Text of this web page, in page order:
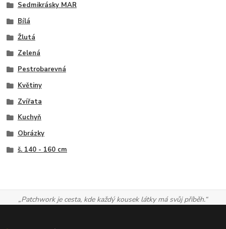
Sedmikrásky MAR
Bílá
Žlutá
Zelená
Pestrobarevná
Květiny
Zvířata
Kuchyň
Obrázky
š. 140 - 160 cm
„Patchwork je cesta, kde každý kousek látky má svůj příběh.“